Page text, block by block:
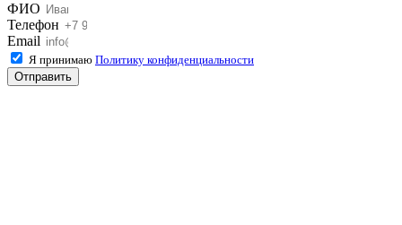
ФИО
Телефон
Email
Я принимаю Политику конфиденциальности
Отправить